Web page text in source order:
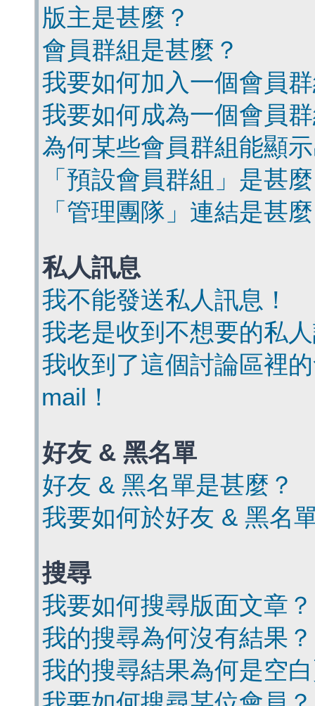
版主是甚麼？
會員群組是甚麼？
我要如何加入一個會員
我要如何成為一個會員
為何某些會員群組能顯
「預設會員群組」是甚
「管理團隊」連結是甚
私人訊息
我不能發送私人訊息！
我老是收到不想要的私
我收到了這個討論區裡
mail！
好友 & 黑名單
好友 & 黑名單是甚麼？
我要如何於好友 & 黑名
搜尋
我要如何搜尋版面文章？
我的搜尋為何沒有結果？
我的搜尋結果為何是空